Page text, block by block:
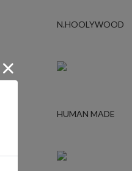
N.HOOLYWOOD
HUMAN MADE